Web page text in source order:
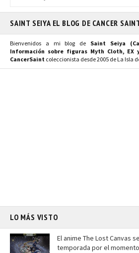
SAINT SEIYA EL BLOG DE CANCER
Bienvenidos a mi blog de Saint Seiya
Información sobre figuras Myth Cloth, EX
CancerSaint coleccionista desde 2005 de La Isla
LO MÁS VISTO
El anime The Lost Canvas
temporada por el momento